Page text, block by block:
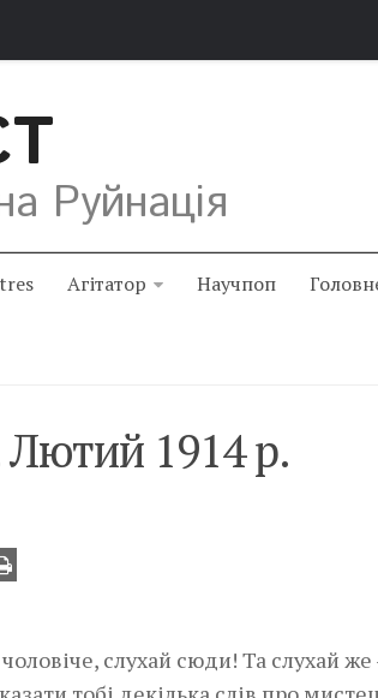
Руйнація
Агітатор Научпоп
Лютий 1914 р.
слухай сюди! Та слухай